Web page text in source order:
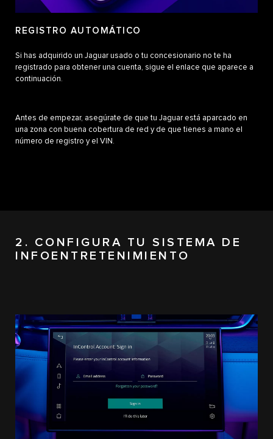
REGISTRO AUTOMÁTICO
Si has adquirido un Jaguar usado o tu concesionario no te ha
registrado para obtener una cuenta, sigue el enlace que aparece a
continuación.
Antes de empezar, asegúrate de que tu Jaguar está aparcado en
una zona con buena cobertura de red y de que tienes a mano el
número de registro y el VIN.
2. CONFIGURA TU SISTEMA DE
INFOENTRETENIMIENTO